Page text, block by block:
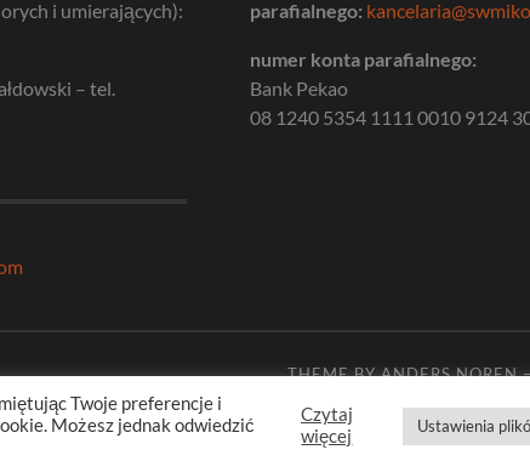
i umierających):
– tel.
parafialnego:
numer konta parafialnego:
Bank Pekao
08 1240 5354 1111 0010 9124
THEME BYANDERS NOREN
Twoje preferencje i
Możesz jednak odwiedzić
Czytaj
więcej
Ustawienia